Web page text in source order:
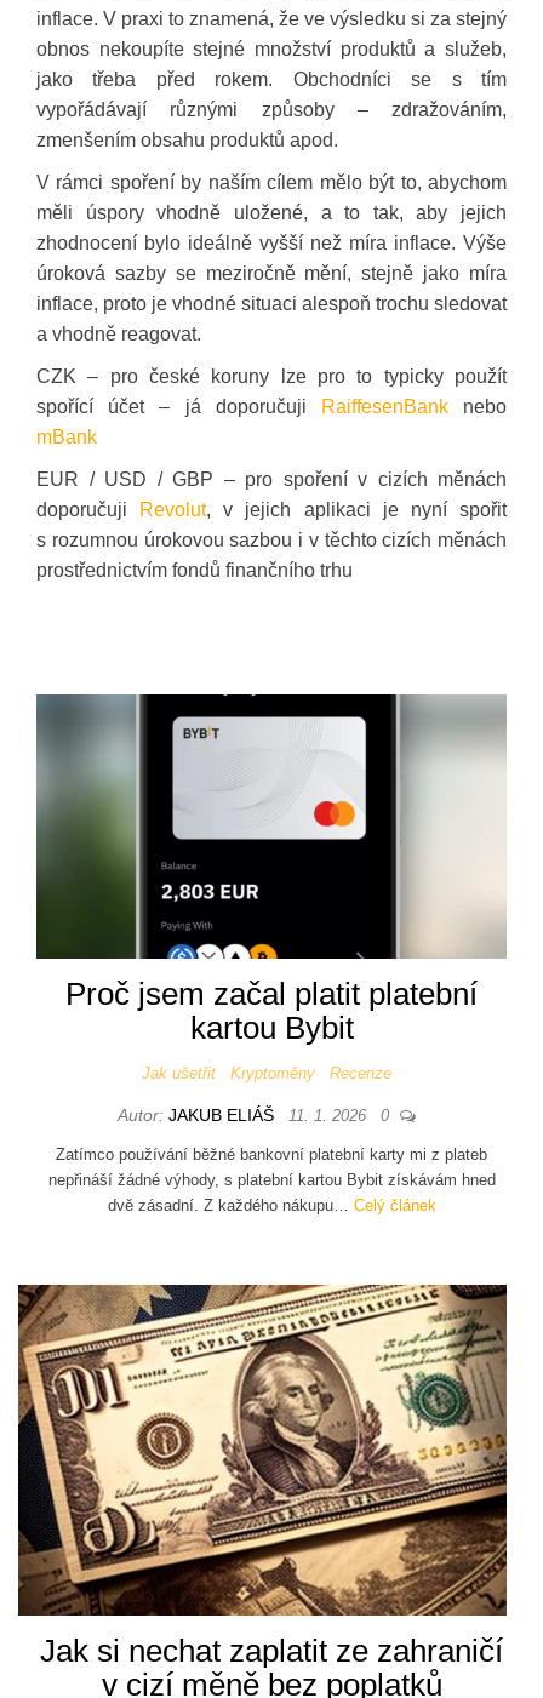
inflace. V praxi to znamená, že ve výsledku si za stejný
obnos nekoupíte stejné množství produktů a služeb,
jako třeba před rokem. Obchodníci se s tím
vypořádávají různými způsoby – zdražováním,
zmenšením obsahu produktů apod.
V rámci spoření by naším cílem mělo být to, abychom
měli úspory vhodně uložené, a to tak, aby jejich
zhodnocení bylo ideálně vyšší než míra inflace. Výše
úroková sazby se meziročně mění, stejně jako míra
inflace, proto je vhodné situaci alespoň trochu sledovat
a vhodně reagovat.
CZK – pro české koruny lze pro to typicky použít
spořící účet – já doporučuji
RaiffesenBanknebo
mBank
EUR / USD / GBP – pro spoření v cizích měnách
doporučuji
Revolut, v jejich aplikaci je nyní spořit
s rozumnou úrokovou sazbou i v těchto cizích měnách
prostřednictvím fondů finančního trhu
Proč jsem začal platit platební
kartou Bybit
Jak ušetřit Kryptoměny Recenze
Autor: JAKUB ELIÁŠ 11. 1. 2026 0
Zatímco používání běžné bankovní platební karty mi z plateb
nepřináší žádné výhody, s platební kartou Bybit získávám hned
dvě zásadní. Z každého nákupu… Celý článek
Jak si nechat zaplatit ze zahraničí
v cizí měně bez poplatků